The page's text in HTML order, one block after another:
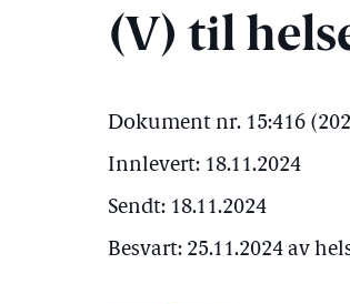
(V) til
Dokument nr. 15:416
Innlevert: 18.11.2024
Sendt: 18.11.2024
Besvart: 25.11.2024 av